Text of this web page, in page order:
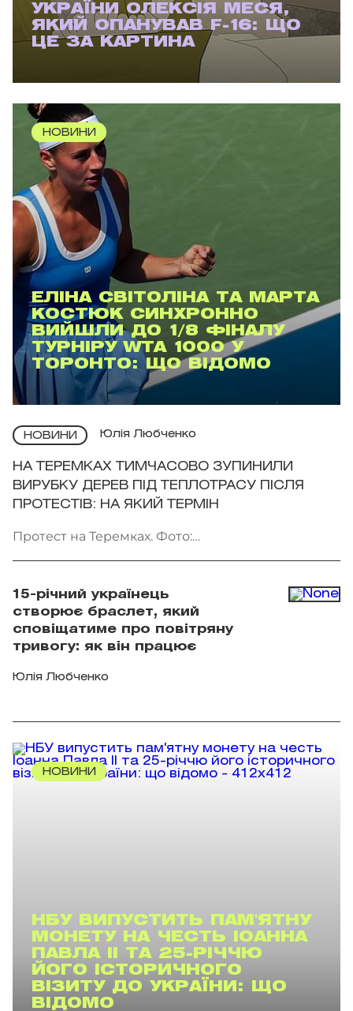
УКРАЇНИ ОЛЕКСІЯ МЕСЯ,
ЯКИЙ ОПАНУВАВ F-16: ЩО
ЦЕ ЗА КАРТИНА
НОВИНИ
ЕЛІНА СВІТОЛІНА ТА МАРТА
КОСТЮК СИНХРОННО
ВИЙШЛИ ДО 1/8 ФІНАЛУ
ТУРНІРУ WTA 1000 У
ТОРОНТО: ЩО ВІДОМО
НОВИНИ Юлія Любченко
НА ТЕРЕМКАХ ТИМЧАСОВО ЗУПИНИЛИ
ВИРУБКУ ДЕРЕВ ПІД ТЕПЛОТРАСУ ПІСЛЯ
ПРОТЕСТІВ: НА ЯКИЙ ТЕРМІН
Протест на Теремках. Фото:
15-річний українець
створює браслет, який
сповіщатиме про повітряну
тривогу: як він працює
Юлія Любченко
НОВИНИ
НБУ ВИПУСТИТЬ ПАМ'ЯТНУ
МОНЕТУ НА ЧЕСТЬ ІОАННА
ПАВЛА II ТА 25-РІЧЧЮ
ЙОГО ІСТОРИЧНОГО
ВІЗИТУ ДО УКРАЇНИ: ЩО
ВІДОМО